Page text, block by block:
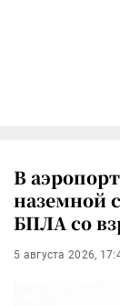
В
наземной
БПЛА со
5 августа 2026,